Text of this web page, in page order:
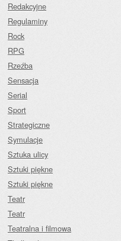
Redakcyjne
Regulaminy
Rock
RPG
Rzeźba
Sensacja
Serial
Sport
Strategiczne
Symulacje
Sztuka ulicy
Sztuki piękne
Sztuki piękne
Teatr
Teatr
Teatralna i filmowa